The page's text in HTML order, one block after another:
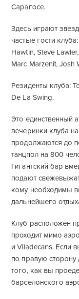
Сарагосе.
Здесь играют
частые гости
Hawtin, Steve
Marc Marzenit, Josh
Резиденты клуба:
De La Swing.
Это единственный
вечеринки клуба
продолжаются до
танцпол на 800
Гигантский бар
подают
кому необходимы
дальнейшего
Клуб расположен
проходит мимо
и Viladecans. Если
по правую сторону
того, как вы
барселонского